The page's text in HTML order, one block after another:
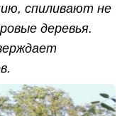
спиливают не
деревья.